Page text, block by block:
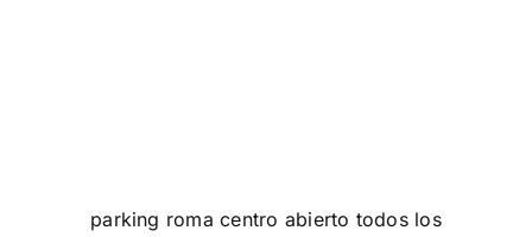
parking roma centro abierto todos los